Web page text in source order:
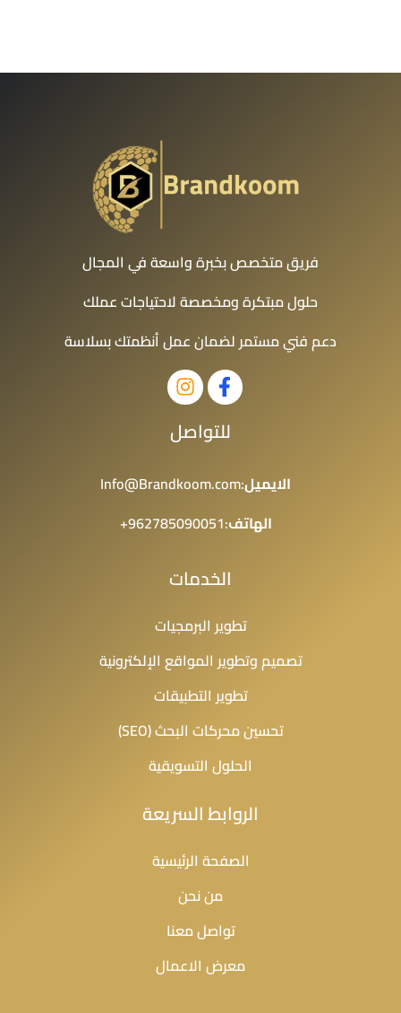
فريق متخصص بخبرة واسعة في المجال
حلول مبتكرة ومخصصة لاحتياجات عملك
دعم فني مستمر لضمان عمل أنظمتك بسلاسة
للتواصل
الايميل:Info@Brandkoom.com
الهاتف:962785090051+
الخدمات
تطوير البرمجيات
تصميم وتطوير المواقع الإلكترونية
تطوير التطبيقات
تحسين محركات البحث (SEO)
الحلول التسويقية
الروابط السريعة
الصفحة الرئيسية
من نحن
تواصل معنا
معرض الاعمال